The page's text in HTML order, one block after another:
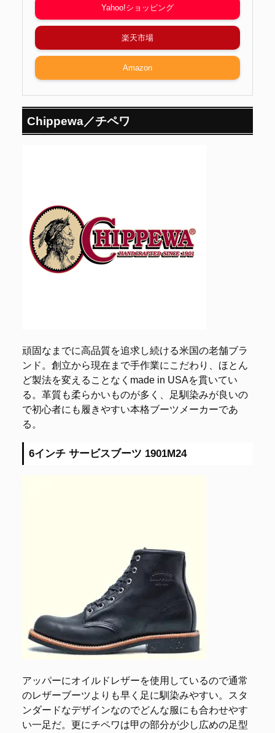
Yahoo!ショッピング
楽天市場
Amazon
Chippewa／チペワ
頑固なまでに高品質を追求し続ける米国の老舗ブラ
ンド。創立から現在まで手作業にこだわり、ほとん
ど製法を変えることなくmade in USAを貫いてい
る。革質も柔らかいものが多く、足馴染みが良いの
で初心者にも履きやすい本格ブーツメーカーであ
る。
6インチ サービスブーツ 1901M24
アッパーにオイルドレザーを使用しているので通常
のレザーブーツよりも早く足に馴染みやすい。スタ
ンダードなデザインなのでどんな服にも合わせやす
い一足だ。更にチペワは甲の部分が少し広めの足型